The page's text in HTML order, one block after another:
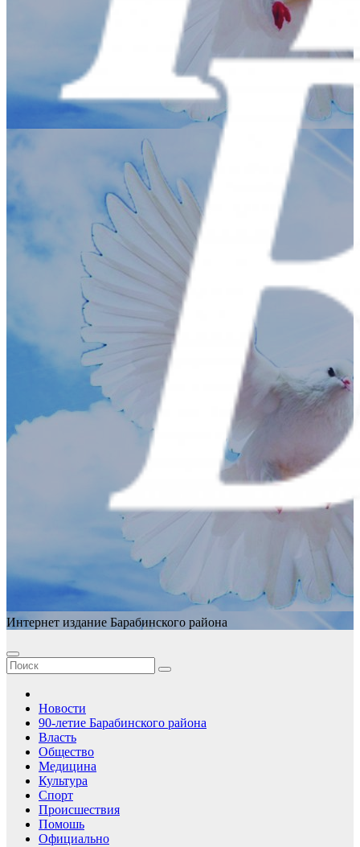
Интернет издание Барабинского района
Новости
90-летие Барабинского района
Власть
Общество
Медицина
Культура
Спорт
Происшествия
Помошь
Официально